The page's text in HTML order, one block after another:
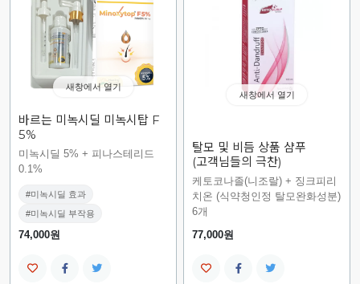
새창에서 열기
바르는 미녹시딜 미녹시탑 F
5%
미녹시딜 5% + 피나스테리드
0.1%
#미녹시딜 효과
#미녹시딜 부작용
74,000원
새창에서 열기
탈모 및 비듬 상품 샴푸
(고객님들의 극찬)
케토코나졸(니조랄) + 징크피리
치온 (식약청인정 탈모완화성분)
6개
77,000원